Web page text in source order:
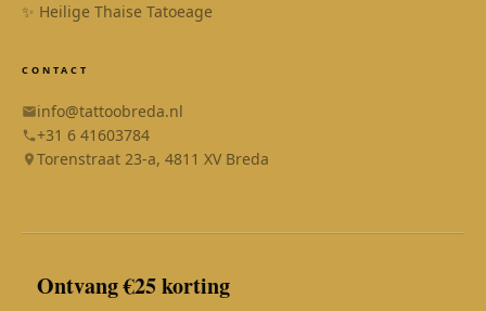
✨ Heilige Thaise Tatoeage
CONTACT
info@tattoobreda.nl
+31 6 41603784
Torenstraat 23-a, 4811 XV Breda
Ontvang €25 korting
SAK YANT Online